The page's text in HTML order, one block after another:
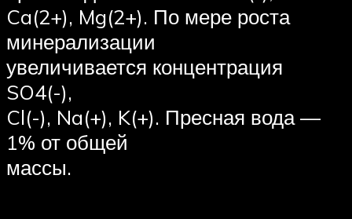
Ca(2+), Mg(2+). По мере роста
минерализации
увеличивается концентрация
SO4(-),
Cl(-), Na(+), K(+). Пресная вода —
1% от общей
массы.